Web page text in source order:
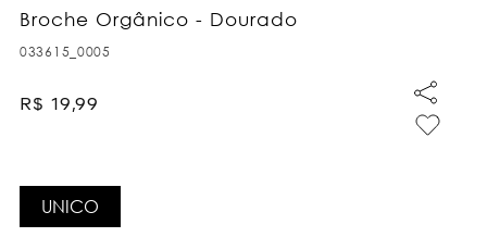
Broche Orgânico - Dourado
033615_0005
R$ 19,99
UNICO